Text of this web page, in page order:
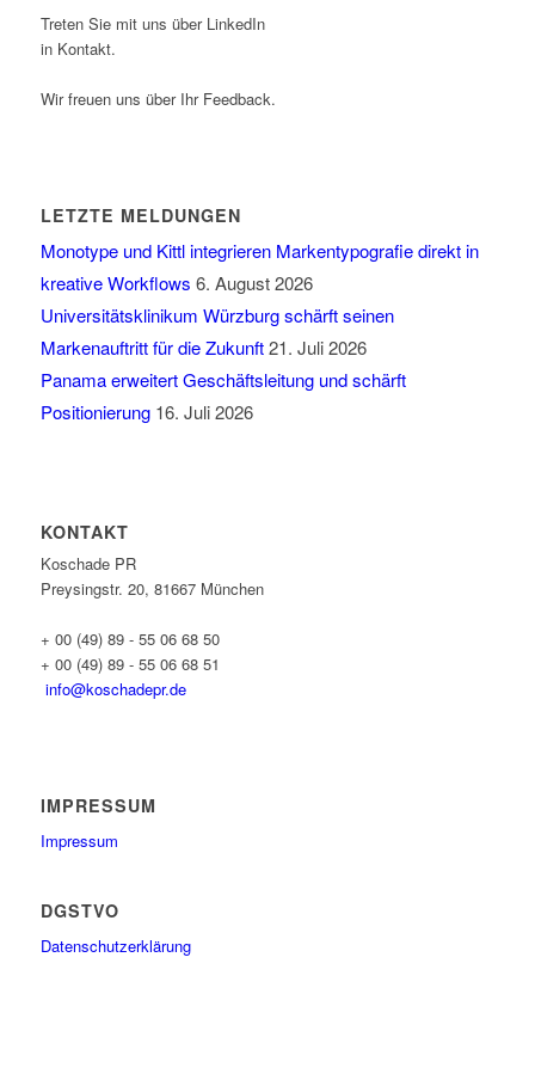
Treten Sie mit uns über LinkedIn
in Kontakt.
Wir freuen uns über Ihr Feedback.
LETZTE MELDUNGEN
Monotype und Kittl integrieren Markentypografie direkt in
kreative Workflows 6. August 2026
Universitätsklinikum Würzburg schärft seinen
Markenauftritt für die Zukunft 21. Juli 2026
Panama erweitert Geschäftsleitung und schärft
Positionierung 16. Juli 2026
KONTAKT
Koschade PR
Preysingstr. 20, 81667 München
+ 00 (49) 89 - 55 06 68 50
+ 00 (49) 89 - 55 06 68 51
info@koschadepr.de
IMPRESSUM
Impressum
DGSTVO
Datenschutzerklärung